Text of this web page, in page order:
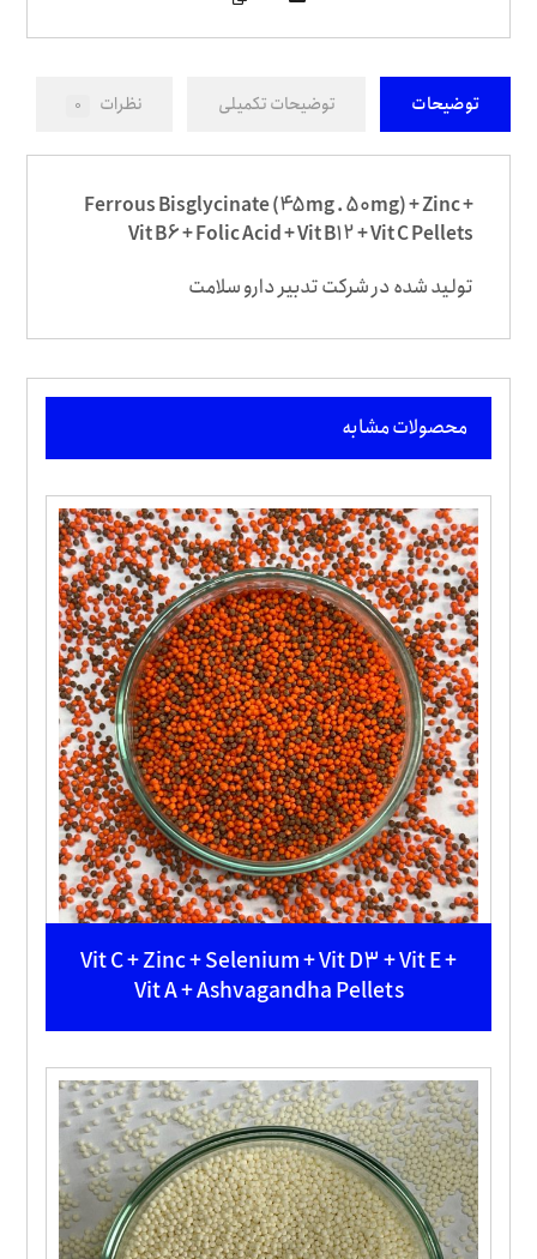
توضیحات توضیحات تکمیلی نظرات 0
Ferrous Bisglycinate (45mg . 50mg) + Zinc +
Vit B6 + Folic Acid + Vit B12 + Vit C Pellets
تولید شده در شرکت تدبیر دارو سلامت
محصولات مشابه
Vit C + Zinc + Selenium + Vit D3 + Vit E +
Vit A + Ashvagandha Pellets